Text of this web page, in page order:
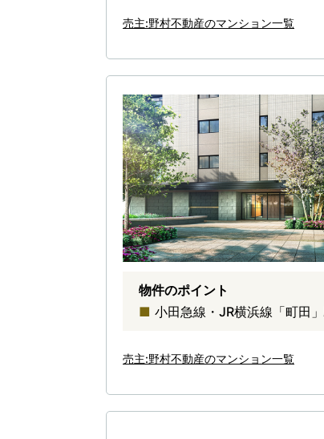
売主:野村不動産のマンション一覧
物件のポイント
小田急線・JR横浜線「町田
売主:野村不動産のマンション一覧